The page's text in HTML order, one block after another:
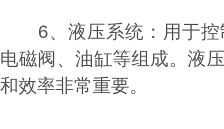
6、液压系统：用于控
电磁阀、油缸等组成。液
和效率非常重要。